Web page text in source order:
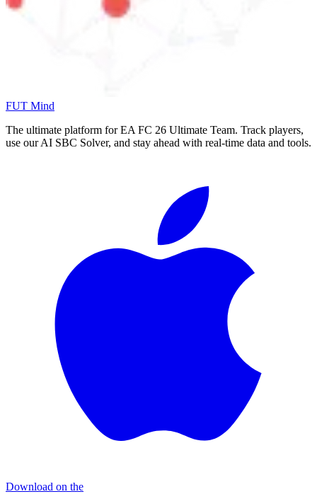
FUT Mind
The ultimate platform for EA FC 26 Ultimate Team. Track players,
use our AI SBC Solver, and stay ahead with real-time data and tools.
Download on the